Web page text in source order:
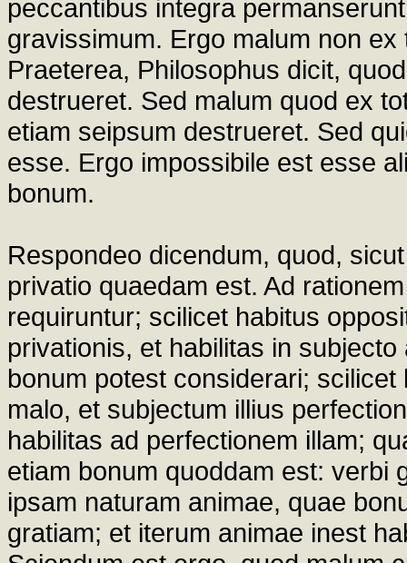
peccantibus integra
gravissimum. Ergo malum non ex
Praeterea, Philosophus dicit,
destrueret. Sed malum quod ex
etiam seipsum destrueret. Sed
esse. Ergo impossibile est esse
bonum.
Respondeo dicendum, quod,
privatio quaedam est. Ad
requiruntur; scilicet habitus
privationis, et habilitas in
bonum potest considerari;
malo, et subjectum illius
habilitas ad perfectionem illam;
etiam bonum quoddam est: verbi
ipsam naturam animae, quae
gratiam; et iterum animae inest